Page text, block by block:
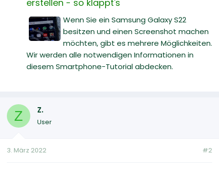
erstellen - so klappt's
Wenn Sie ein Samsung Galaxy S22
besitzen und einen Screenshot machen
möchten, gibt es mehrere Möglichkeiten.
Wir werden alle notwendigen Informationen in
diesem Smartphone-Tutorial abdecken.
Z Z.
User
3. März 2022 #2